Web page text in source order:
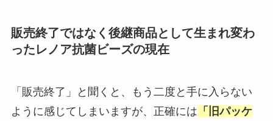
販売終了ではなく後継商品として生まれ変わ
ったレノア抗菌ビーズの現在
「販売終了」と聞くと、もう二度と手に入らない
ように感じてしまいますが、正確には 「旧パッケ